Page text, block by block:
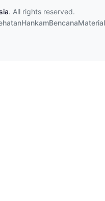
. All rights reserved.
HankamBencanaMaterial